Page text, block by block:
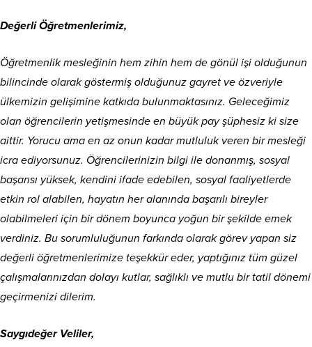
Değerli Öğretmenlerimiz,
Öğretmenlik mesleğinin hem zihin hem de gönül işi olduğunun
bilincinde olarak göstermiş olduğunuz gayret ve özveriyle
ülkemizin gelişimine katkıda bulunmaktasınız. Geleceğimiz
olan öğrencilerin yetişmesinde en büyük pay şüphesiz ki size
aittir. Yorucu ama en az onun kadar mutluluk veren bir mesleği
icra ediyorsunuz. Öğrencilerinizin bilgi ile donanmış, sosyal
başarısı yüksek, kendini ifade edebilen, sosyal faaliyetlerde
etkin rol alabilen, hayatın her alanında başarılı bireyler
olabilmeleri için bir dönem boyunca yoğun bir şekilde emek
verdiniz. Bu sorumluluğunun farkında olarak görev yapan siz
değerli öğretmenlerimize teşekkür eder, yaptığınız tüm güzel
çalışmalarınızdan dolayı kutlar, sağlıklı ve mutlu bir tatil dönemi
geçirmenizi dilerim.
Saygıdeğer Veliler,